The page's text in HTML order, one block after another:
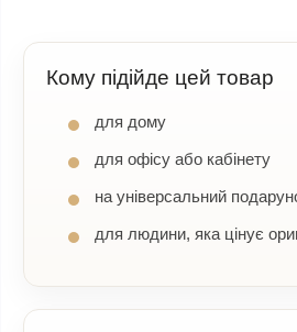
Кому підійде цей товар
для дому
для офісу або кабінету
на універсальний
для людини, яка цінує